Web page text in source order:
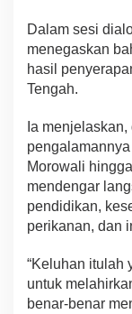
Dalam sesi
menegaskan
hasil
Tengah.
Ia
Morowali
mendengar
pendidikan,
perikanan, dan
“Keluhan itulah
untuk
benar-benar